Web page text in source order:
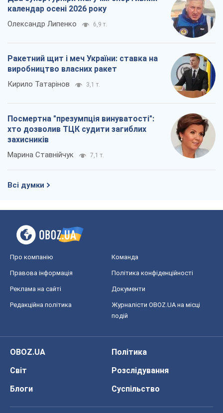
календар осені 2026 року
Олександр Липенко 6,9 т.
Ракетний щит і меч України: ставка на
виробництво власних ракет
Кирило Татарінов 3,1 т.
Посмертна "презумпція винуватості":
хто дозволив ТЦК судити загиблих
захисників
Марина Ставнійчук 7,1 т.
Всі думки
Про компанію Команда
Правова інформація Політика конфіденційності
Реклама на сайті Документи
Редакційна політика
Журналісти OBOZ.UA на місці
подій
OBOZ.UA
Політика
Світ
Розслідування
Блоги
Суспільство